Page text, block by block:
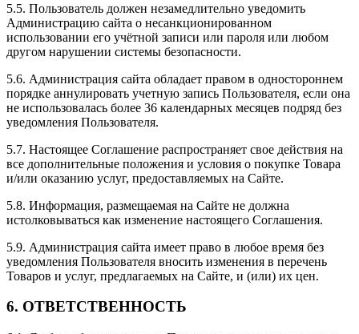
5.5. Пользователь должен незамедлительно уведомить
Администрацию сайта о несанкционированном
использовании его учётной записи или пароля или любом
другом нарушении системы безопасности.
5.6. Администрация сайта обладает правом в одностороннем
порядке аннулировать учетную запись Пользователя, если она
не использовалась более 36 календарных месяцев подряд без
уведомления Пользователя.
5.7. Настоящее Соглашение распространяет свое действия на
все дополнительные положения и условия о покупке Товара
и/или оказанию услуг, предоставляемых на Сайте.
5.8. Информация, размещаемая на Сайте не должна
истолковываться как изменение настоящего Соглашения.
5.9. Администрация сайта имеет право в любое время без
уведомления Пользователя вносить изменения в перечень
Товаров и услуг, предлагаемых на Сайте, и (или) их цен.
6. ОТВЕТСТВЕННОСТЬ